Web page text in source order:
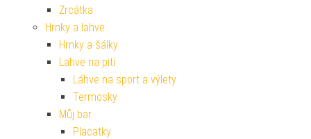
Zrcátka
Hrnky a lahve
Hrnky a šálky
Lahve na pití
Láhve na sport a výlety
Termosky
Můj bar
Placatky